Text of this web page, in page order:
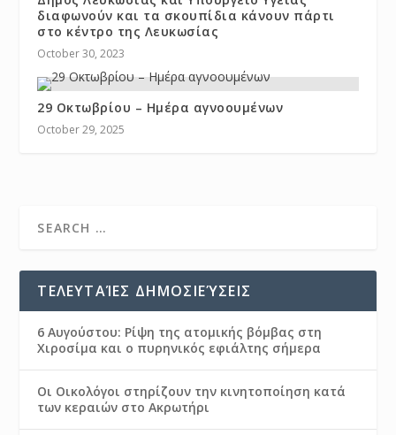
διαφωνούν και τα σκουπίδια κάνουν πάρτι
στο κέντρο της Λευκωσίας
October 30, 2023
29 Οκτωβρίου – Ημέρα αγνοουμένων
October 29, 2025
ΤΕΛΕΥΤΑΊΕΣ ΔΗΜΟΣΙΕΎΣΕΙΣ
6 Αυγούστου: Ρίψη της ατομικής βόμβας στη
Χιροσίμα και ο πυρηνικός εφιάλτης σήμερα
Οι Οικολόγοι στηρίζουν την κινητοποίηση κατά
των κεραιών στο Ακρωτήρι